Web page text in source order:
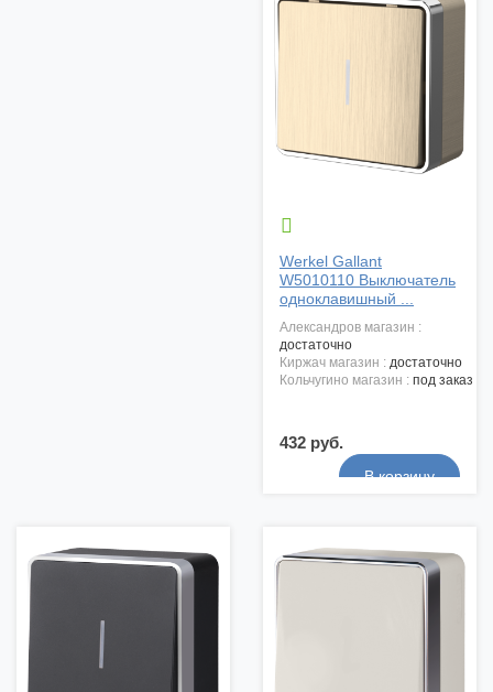

Werkel Gallant
W5010110 Выключатель
одноклавишный ...
александров магазин :
достаточно
киржач магазин : достаточно
кольчугино магазин : под заказ
432 руб.